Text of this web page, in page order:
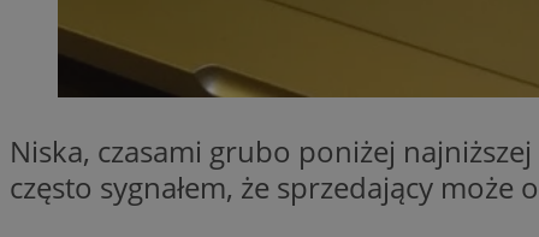
Niska, czasami grubo poniżej
często sygnałem, że sprzedający może
QeSessID